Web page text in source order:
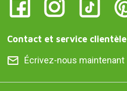
Contact et service clientèle
Écrivez-nous maintenant